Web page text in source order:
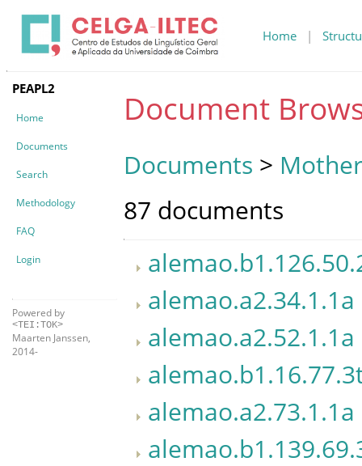
Home |
PEAPL2
Home
Documents
Search
Methodology
FAQ
Login
Powered by
<TEI:TOK>
Maarten Janssen,
2014-
Document
Documents >
87 documents
alemao.a2.34.1.1a
alemao.a2.52.1.1a
alemao.a2.73.1.1a